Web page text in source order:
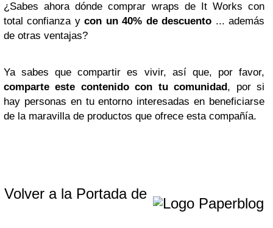
¿Sabes ahora dónde comprar wraps de It Works con
total confianza ycon un 40% de descuento ... además
de otras ventajas?
Ya sabes que compartir es vivir, así que, por favor,
comparte este contenido con tu comunidad, por si
hay personas en tu entorno interesadas en beneficiarse
de la maravilla de productos que ofrece esta compañía.
Volver a la Portada de